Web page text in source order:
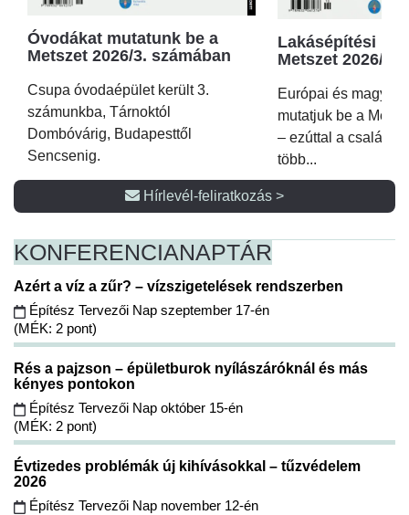
Óvodákat mutatunk be a
Metszet 2026/3. számában
Csupa óvodaépület került 3.
számunkba, Tárnoktól
Dombóvárig, Budapesttől
Sencsenig.
Lakásépítési
Metszet 2026/2.
Európai és magyar
mutatjuk be a
– ezúttal a családi
több...
Hírlevél-feliratkozás >
KONFERENCIANAPTÁR
Azért a víz a zűr? – vízszigetelések rendszerben
Építész Tervezői Nap szeptember 17-én
(MÉK: 2 pont)
Rés a pajzson – épületburok nyílászáróknál és más
kényes pontokon
Építész Tervezői Nap október 15-én
(MÉK: 2 pont)
Évtizedes problémák új kihívásokkal – tűzvédelem
2026
Építész Tervezői Nap november 12-én